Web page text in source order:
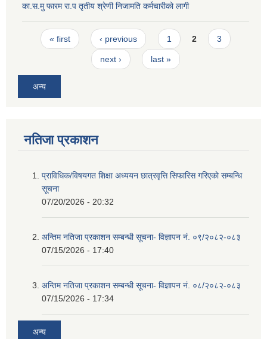
का.स.मु फारम रा.प तृतीय श्रेणी निजामति कर्मचारीको लागी
Pages
« first ‹ previous 1 2 3
next › last »
अन्य
नतिजा प्रकाशन
प्राविधिक/विषयगत शिक्षा अध्ययन छात्रवृत्ति सिफारिस गरिएकाे सम्बन्धि
सूचना
07/20/2026 - 20:32
अन्तिम नतिजा प्रकाशन सम्बन्धी सूचना- विज्ञापन नं. ०९/२०८२-०८३
07/15/2026 - 17:40
अन्तिम नतिजा प्रकाशन सम्बन्धी सूचना- विज्ञापन नं. ०८/२०८२-०८३
07/15/2026 - 17:34
अन्य